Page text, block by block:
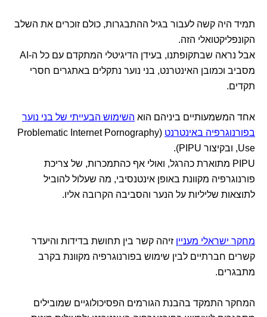
תמיד היה קשה לעבור בגיל ההתבגרות, כולם זוכרים את השלב
הקונפליקטואלי הזה.
אבל נראה שבתקופתנו, בעידן הדיגיטלי המתקדם עם כל ה-AI
מסביב וכמובן האינטרנט, בני נוער נתקלים באתגרים חסרי
תקדים.
אחד המשמעותיים ביניהם הוא השימוש הבעייתי של בני נוער
בפורנוגרפיה באינטרנט (Problematic Internet Pornography
Use, ובקיצור PIPU).
PIPU מתוארת כהרגל, ואולי אף כהתמכרות, של צריכת
פורנוגרפיה מקוונת באופן אינטנסיבי, מה שעלול להוביל
לתוצאות שליליות על הנער והסביבה הקרובה אליו.
מחקר ישראלי מעניין זיהה קשר בין תחושת בדידות והיעדר
קשרים חברתיים לבין שימוש בפורנוגרפיה מקוונת בקרב
מתבגרים.
המחקר התמקד בהבנת הגורמים הפסיכולוגיים שמובילים